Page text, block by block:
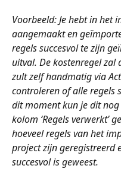
Voorbeeld: Je hebt in het
aangemaakt en
regels succesvol te zijn
uitval. De kostenregel zal
zult zelf handmatig via
controleren of alle regels
dit moment kun je dit
kolom ‘Regels verwerkt’
hoeveel regels van het
project zijn geregistreerd
succesvol is geweest.